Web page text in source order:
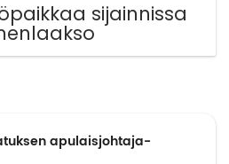
sijainnissa
apulaisjohtaja-